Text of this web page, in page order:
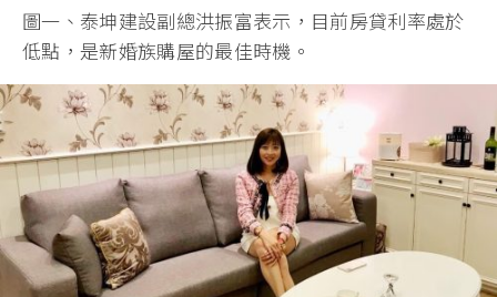
圖一、泰坤建設副總洪振富表示，目前房貸利率處於
低點，是新婚族購屋的最佳時機。